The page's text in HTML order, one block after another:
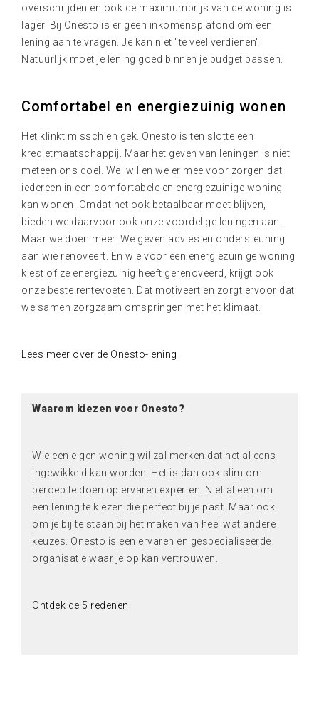
overschrijden en ook de maximumprijs van de woning is
lager. Bij Onesto is er geen inkomensplafond om een
lening aan te vragen. Je kan niet "te veel verdienen".
Natuurlijk moet je lening goed binnen je budget passen.
Comfortabel en energiezuinig wonen
Het klinkt misschien gek. Onesto is ten slotte een
kredietmaatschappij. Maar het geven van leningen is niet
meteen ons doel. Wel willen we er mee voor zorgen dat
iedereen in een comfortabele en energiezuinige woning
kan wonen. Omdat het ook betaalbaar moet blijven,
bieden we daarvoor ook onze voordelige leningen aan.
Maar we doen meer. We geven advies en ondersteuning
aan wie renoveert. En wie voor een energiezuinige woning
kiest of ze energiezuinig heeft gerenoveerd, krijgt ook
onze beste rentevoeten. Dat motiveert en zorgt ervoor dat
we samen zorgzaam omspringen met het klimaat.
Lees meer over de Onesto-lening
Waarom kiezen voor Onesto?
Wie een eigen woning wil zal merken dat het al eens
ingewikkeld kan worden. Het is dan ook slim om
beroep te doen op ervaren experten. Niet alleen om
een lening te kiezen die perfect bij je past. Maar ook
om je bij te staan bij het maken van heel wat andere
keuzes. Onesto is een ervaren en gespecialiseerde
organisatie waar je op kan vertrouwen.
Ontdek de 5 redenen